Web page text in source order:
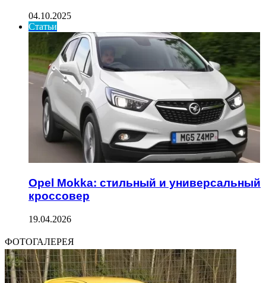
04.10.2025
Статьи
Opel Mokka: стильный и универсальный
кроссовер
19.04.2026
ФОТОГАЛЕРЕЯ